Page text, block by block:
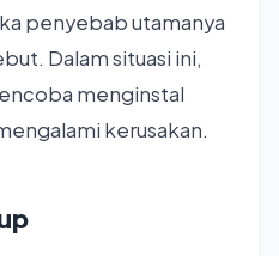
penyebab utamanya
Dalam situasi ini,
menginstal
kerusakan.